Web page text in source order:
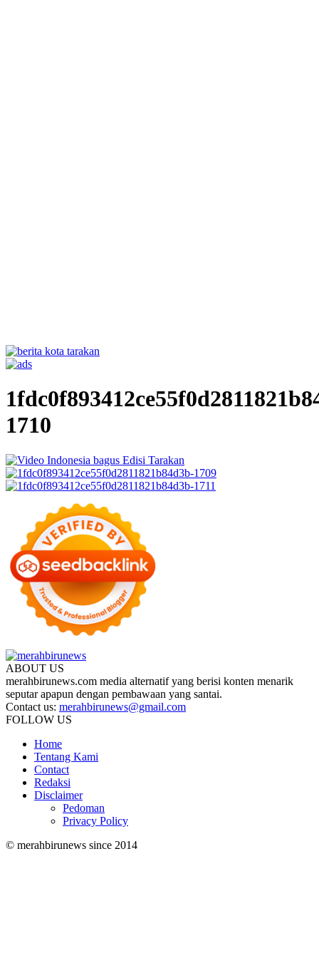
1710
ABOUT US
merahbirunews.com media alternatif yang berisi konten menarik
seputar apapun dengan pembawaan yang santai.
Contact us: merahbirunews@gmail.com
FOLLOW US
Home
Tentang Kami
Contact
Redaksi
Disclaimer
Pedoman
Privacy Policy
© merahbirunews since 2014